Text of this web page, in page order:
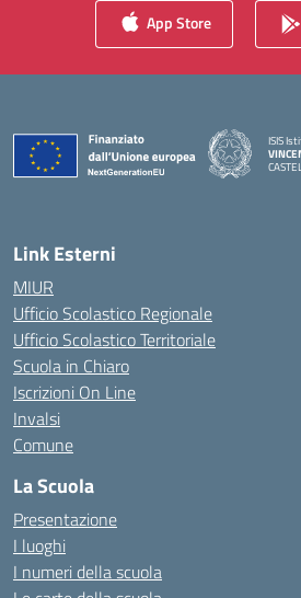
App Store
ISIS
Link Esterni
MIUR
Ufficio Scolastico Regionale
Ufficio Scolastico Territoriale
Scuola in Chiaro
Iscrizioni On Line
Invalsi
Comune
La Scuola
Presentazione
I luoghi
I numeri della scuola